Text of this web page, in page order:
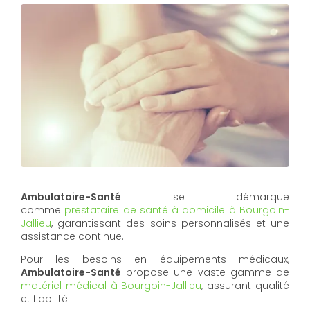
Ambulatoire-Santé se démarque
comme prestataire de santé à domicile à Bourgoin-
Jallieu, garantissant des soins personnalisés et une
assistance continue.
Pour les besoins en équipements médicaux,
Ambulatoire-Santé propose une vaste gamme de
matériel médical à Bourgoin-Jallieu, assurant qualité
et fiabilité.